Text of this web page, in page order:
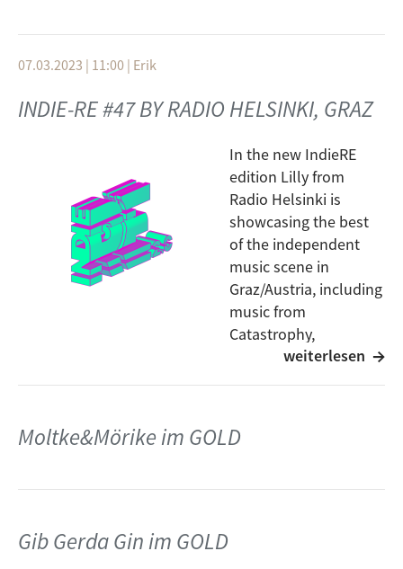
07.03.2023 | 11:00 | Erik
INDIE-RE #47 BY RADIO HELSINKI, GRAZ
In the new IndieRE
edition Lilly from
Radio Helsinki is
showcasing the best
of the independent
music scene in
Graz/Austria, including
music from
Catastrophy,
DEATHDEATHDEATH ft.
features interviews with musicians, gives an insight
into Austria’s music scene and promotes the
communities. Tune in for an eclectic mix of dreamy,
content.
weiterlesen
Moltke&Mörike im GOLD
Gib Gerda Gin im GOLD